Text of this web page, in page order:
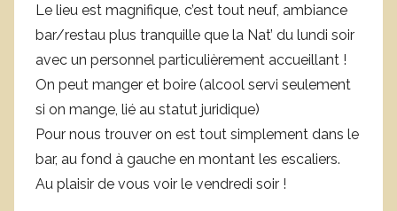
Le lieu est magnifique, c’est tout neuf, ambiance
bar/restau plus tranquille que la Nat’ du lundi soir
avec un personnel particulièrement accueillant !
On peut manger et boire (alcool servi seulement
si on mange, lié au statut juridique)
Pour nous trouver on est tout simplement dans le
bar, au fond à gauche en montant les escaliers.
Au plaisir de vous voir le vendredi soir !